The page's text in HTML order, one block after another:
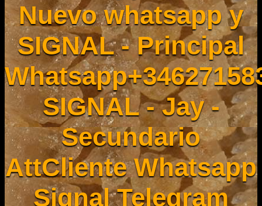
Nuevo whatsapp y
SIGNAL - Principal
SIGNAL - Jay -
Secundario
AttCliente Whatsapp
Signal Telegram